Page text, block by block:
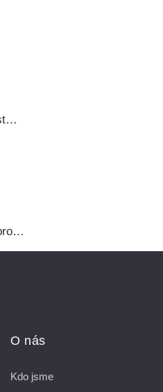
O nás
Kdo jsme